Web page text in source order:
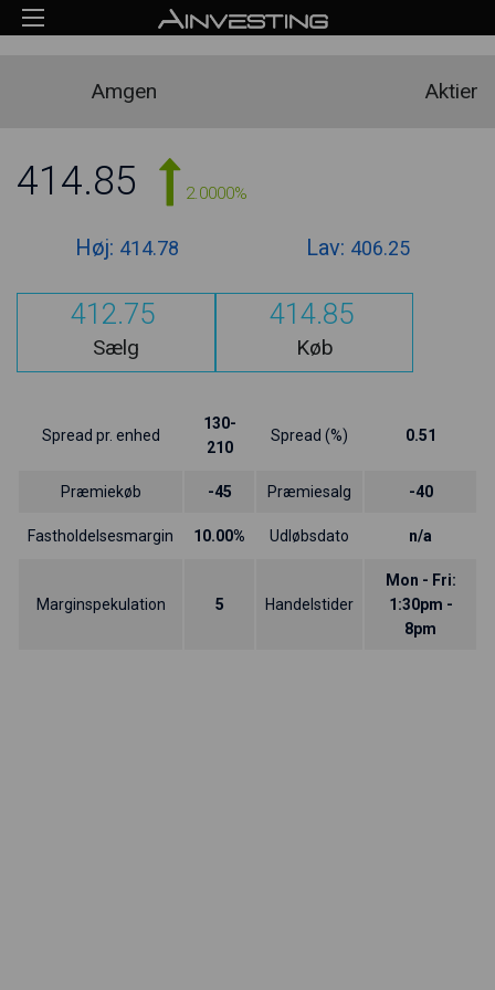
Amgen Aktier
414.85 2.0000%
Høj: 414.78 Lav: 406.25
412.75
Sælg
414.85
Køb
Spread pr. enhed
130-
210
Spread (%) 0.51
Præmiekøb -45 Præmiesalg -40
Fastholdelsesmargin 10.00% Udløbsdato n/a
Marginspekulation 5 Handelstider
Mon - Fri:
1:30pm -
8pm